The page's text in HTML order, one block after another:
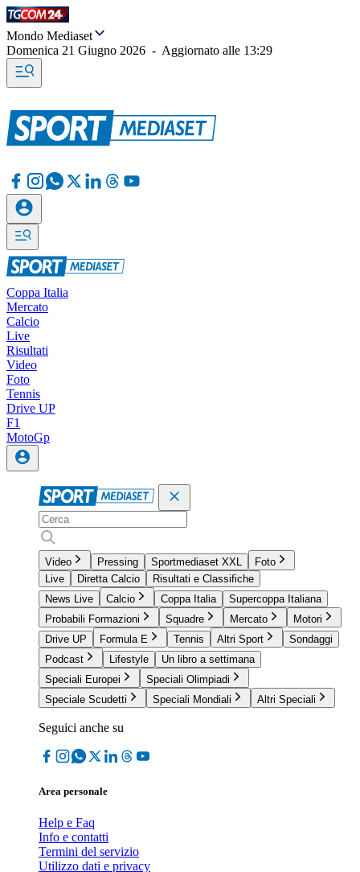
Mondo Mediaset
Domenica 21 Giugno 2026 - Aggiornato alle 13:29
Coppa Italia
Mercato
Calcio
Live
Risultati
Video
Foto
Tennis
Drive UP
F1
MotoGp
Video Pressing Sportmediaset XXL
Foto
Live
Diretta Calcio
Risultati e Classifiche
News Live
Calcio Coppa Italia
Supercoppa Italiana
Probabili Formazioni
Squadre Mercato
Motori
Drive UP
Formula E Tennis Altri Sport
Sondaggi
Podcast
Lifestyle
Un libro a settimana
Speciali Europei
Speciali Olimpiadi
Speciale Scudetti
Speciali Mondiali Altri Speciali
Seguici anche su
Area personale
Help e Faq
Info e contatti
Termini del servizio
Utilizzo dati e privacy